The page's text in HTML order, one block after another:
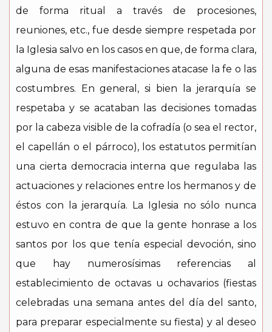
de forma ritual a través de procesiones,
reuniones, etc., fue desde siempre respetada por
la Iglesia salvo en los casos en que, de forma clara,
alguna de esas manifestaciones atacase la fe o las
costumbres. En general, si bien la jerarquía se
respetaba y se acataban las decisiones tomadas
por la cabeza visible de la cofradía (o sea el rector,
el capellán o el párroco), los estatutos permitían
una cierta democracia interna que regulaba las
actuaciones y relaciones entre los hermanos y de
éstos con la jerarquía. La Iglesia no sólo nunca
estuvo en contra de que la gente honrase a los
santos por los que tenía especial devoción, sino
que hay numerosísimas referencias al
establecimiento de octavas u ochavarios (fiestas
celebradas una semana antes del día del santo,
para preparar especialmente su fiesta) y al deseo